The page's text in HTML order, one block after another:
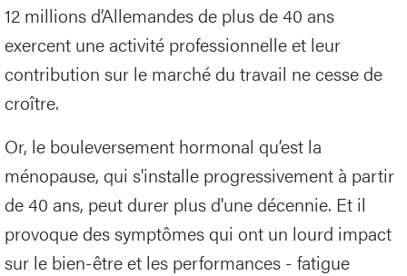
12 millions d’Allemandes de plus de 40 ans
exercent une activité professionnelle et leur
contribution sur le marché du travail ne cesse de
croître.
Or, le bouleversement hormonal qu’est la
ménopause, qui s'installe progressivement à partir
de 40 ans, peut durer plus d'une décennie. Et il
provoque des symptômes qui ont un lourd impact
sur le bien-être et les performances - fatigue